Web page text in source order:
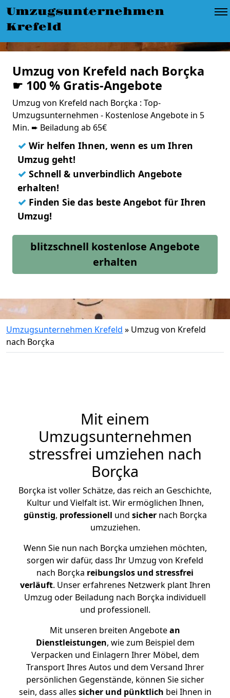
Umzugsunternehmen
Krefeld
Umzug von Krefeld nach Borçka
☛ 100 % Gratis-Angebote
Umzug von Krefeld nach Borçka : Top-
Umzugsunternehmen - Kostenlose Angebote in 5
Min. ➨ Beiladung ab 65€
✓ Wir helfen Ihnen, wenn es um Ihren
Umzug geht!
✓ Schnell & unverbindlich Angebote
erhalten!
✓ Finden Sie das beste Angebot für Ihren
Umzug!
blitzschnell kostenlose Angebote
erhalten
Umzugsunternehmen Krefeld » Umzug von Krefeld
nach Borçka
Mit einem
Umzugsunternehmen
stressfrei umziehen nach
Borçka
Borçka ist voller Schätze, das reich an Geschichte,
Kultur und Vielfalt ist. Wir ermöglichen Ihnen,
günstig, professionell und sichernach Borçka
umzuziehen.
Wenn Sie nun nach Borçka umziehen möchten,
sorgen wir dafür, dass Ihr Umzug von Krefeld
nach Borçka reibungslos und stressfrei
verläuft. Unser erfahrenes Netzwerk plant Ihren
Umzug oder Beiladung nach Borçka individuell
und professionell.
Mit unseren breiten Angebotean
Dienstleistungen, wie zum Beispiel dem
Verpacken und Einlagern Ihrer Möbel, dem
Transport Ihres Autos und dem Versand Ihrer
persönlichen Gegenstände, können Sie sicher
sein, dass alles sicher und pünktlich bei Ihnen in